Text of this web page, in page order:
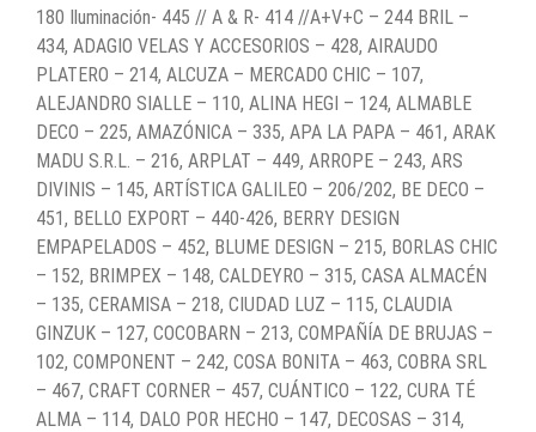
180 Iluminación- 445 // A & R- 414 //A+V+C – 244 BRIL –
434, ADAGIO VELAS Y ACCESORIOS – 428, AIRAUDO
PLATERO – 214, ALCUZA – MERCADO CHIC – 107,
ALEJANDRO SIALLE – 110, ALINA HEGI – 124, ALMABLE
DECO – 225, AMAZÓNICA – 335, APA LA PAPA – 461, ARAK
MADU S.R.L. – 216, ARPLAT – 449, ARROPE – 243, ARS
DIVINIS – 145, ARTÍSTICA GALILEO – 206/202, BE DECO –
451, BELLO EXPORT – 440-426, BERRY DESIGN
EMPAPELADOS – 452, BLUME DESIGN – 215, BORLAS CHIC
– 152, BRIMPEX – 148, CALDEYRO – 315, CASA ALMACÉN
– 135, CERAMISA – 218, CIUDAD LUZ – 115, CLAUDIA
GINZUK – 127, COCOBARN – 213, COMPAÑÍA DE BRUJAS –
102, COMPONENT – 242, COSA BONITA – 463, COBRA SRL
– 467, CRAFT CORNER – 457, CUÁNTICO – 122, CURA TÉ
ALMA – 114, DALO POR HECHO – 147, DECOSAS – 314,